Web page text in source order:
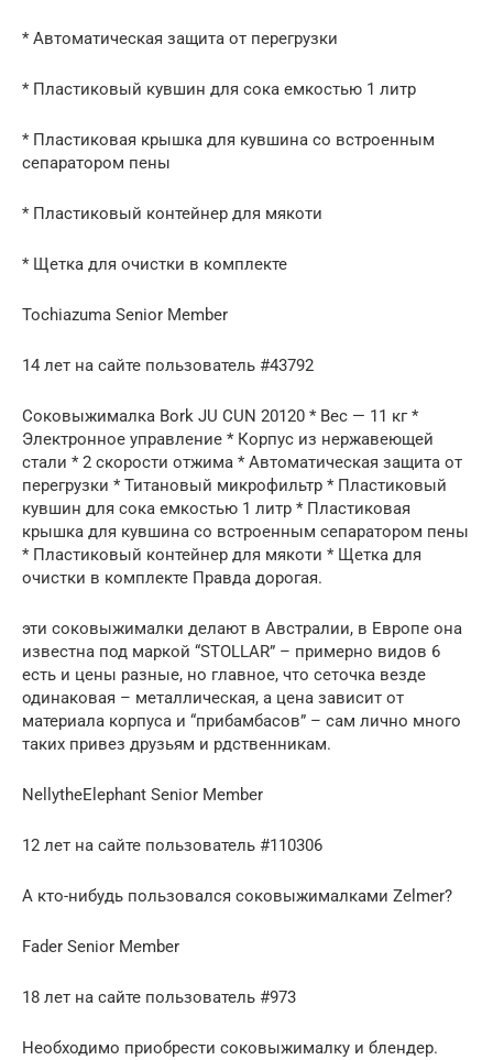
* Автоматическая защита от перегрузки
* Пластиковый кувшин для сока емкостью 1 литр
* Пластиковая крышка для кувшина со встроенным
сепаратором пены
* Пластиковый контейнер для мякоти
* Щетка для очистки в комплекте
Tochiazuma Senior Member
14 лет на сайте пользователь #43792
Соковыжималка Bork JU CUN 20120 * Вес — 11 кг *
Электронное управление * Корпус из нержавеющей
стали * 2 скорости отжима * Автоматическая защита от
перегрузки * Титановый микрофильтр * Пластиковый
кувшин для сока емкостью 1 литр * Пластиковая
крышка для кувшина со встроенным сепаратором пены
* Пластиковый контейнер для мякоти * Щетка для
очистки в комплекте Правда дорогая.
эти соковыжималки делают в Австралии, в Европе она
известна под маркой “STOLLAR” – примерно видов 6
есть и цены разные, но главное, что сеточка везде
одинаковая – металлическая, а цена зависит от
материала корпуса и “прибамбасов” – сам лично много
таких привез друзьям и рдственникам.
NellytheElephant Senior Member
12 лет на сайте пользователь #110306
А кто-нибудь пользовался соковыжималками Zelmer?
Fader Senior Member
18 лет на сайте пользователь #973
Необходимо приобрести соковыжималку и блендер.